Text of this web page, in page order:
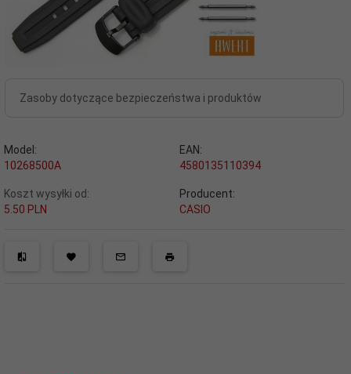
Zasoby dotyczące bezpieczeństwa i produktów
Model:
10268500A
EAN:
4580135110394
Koszt wysyłki od:
5.50 PLN
Producent:
CASIO